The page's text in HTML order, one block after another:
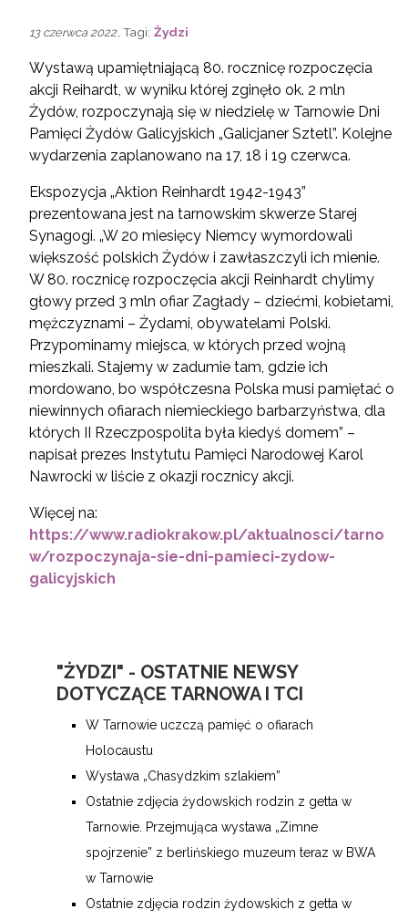
13 czerwca 2022 , Tagi: Żydzi
Wystawą upamiętniającą 80. rocznicę rozpoczęcia
akcji Reihardt, w wyniku której zginęło ok. 2 mln
Żydów, rozpoczynają się w niedzielę w Tarnowie Dni
Pamięci Żydów Galicyjskich „Galicjaner Sztetl”. Kolejne
wydarzenia zaplanowano na 17, 18 i 19 czerwca.
Ekspozycja „Aktion Reinhardt 1942-1943”
prezentowana jest na tarnowskim skwerze Starej
Synagogi. „W 20 miesięcy Niemcy wymordowali
większość polskich Żydów i zawłaszczyli ich mienie.
W 80. rocznicę rozpoczęcia akcji Reinhardt chylimy
głowy przed 3 mln ofiar Zagłady – dziećmi, kobietami,
mężczyznami – Żydami, obywatelami Polski.
Przypominamy miejsca, w których przed wojną
mieszkali. Stajemy w zadumie tam, gdzie ich
mordowano, bo współczesna Polska musi pamiętać o
niewinnych ofiarach niemieckiego barbarzyństwa, dla
których II Rzeczpospolita była kiedyś domem” –
napisał prezes Instytutu Pamięci Narodowej Karol
Nawrocki w liście z okazji rocznicy akcji.
Więcej na:
https://www.radiokrakow.pl/aktualnosci/tarno
w/rozpoczynaja-sie-dni-pamieci-zydow-
galicyjskich
"ŻYDZI" - OSTATNIE NEWSY
DOTYCZĄCE TARNOWA I TCI
W Tarnowie uczczą pamięć o ofiarach
Holocaustu
Wystawa „Chasydzkim szlakiem”
Ostatnie zdjęcia żydowskich rodzin z getta w
Tarnowie. Przejmująca wystawa „Zimne
spojrzenie” z berlińskiego muzeum teraz w BWA
w Tarnowie
Ostatnie zdjęcia rodzin żydowskich z getta w